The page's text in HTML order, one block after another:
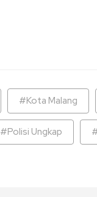
#Kota Malang
#Polisi Ungkap